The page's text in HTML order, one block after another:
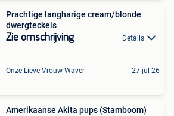
Prachtige langharige cream/blonde
dwergteckels
Zie omschrijving Details
Onze-Lieve-Vrouw-Waver 27 jul 26
Amerikaanse Akita pups (Stamboom)